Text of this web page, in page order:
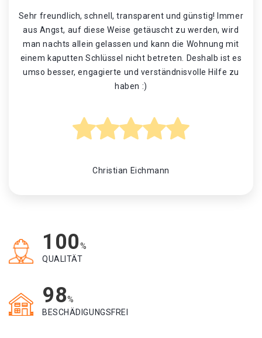
Sehr freundlich, schnell, transparent und günstig! Immer
aus Angst, auf diese Weise getäuscht zu werden, wird
man nachts allein gelassen und kann die Wohnung mit
einem kaputten Schlüssel nicht betreten. Deshalb ist es
umso besser, engagierte und verständnisvolle Hilfe zu
haben :)
Christian Eichmann
100%
QUALITÄT
98%
BESCHÄDIGUNGSFREI